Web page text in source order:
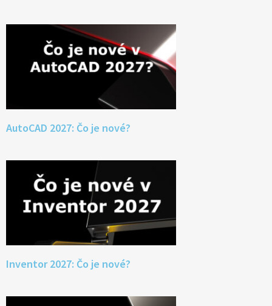
AutoCAD 2027: Čo je nové?
Inventor 2027: Čo je nové?